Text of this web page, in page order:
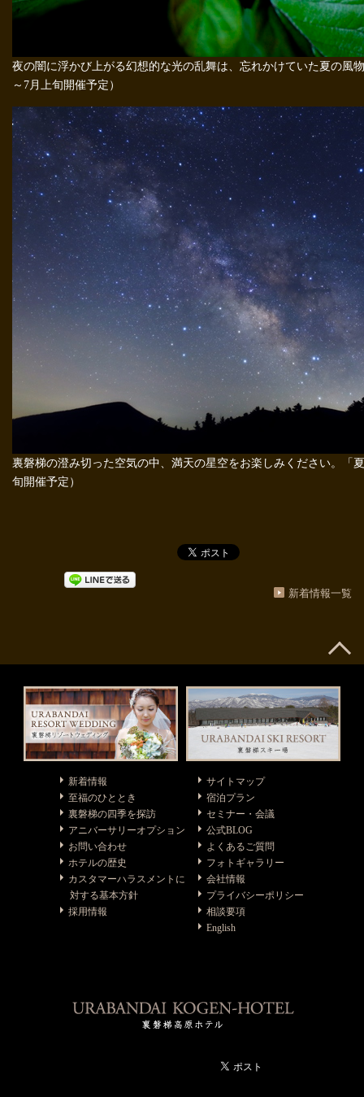
夜の闇に浮かび上がる幻想的な光の乱舞は、忘れかけていた夏の風
～7月上旬開催予定）
裏磐梯の澄み切った空気の中、満天の星空をお楽しみください。「
旬開催予定）
新着情報一覧
新着情報
至福のひととき
裏磐梯の四季を探訪
アニバーサリーオプション
お問い合わせ
ホテルの歴史
カスタマーハラスメントに
対する基本方針
採用情報
サイトマップ
宿泊プラン
セミナー・会議
公式BLOG
よくあるご質問
フォトギャラリー
会社情報
プライバシーポリシー
相談要項
English